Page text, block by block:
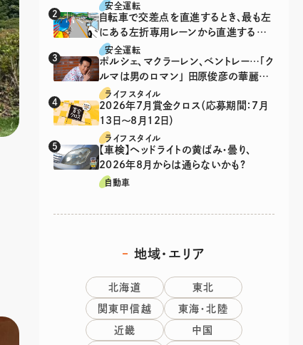
安全運転
自転車で交差点を直進するとき、最も左
にある左折専用レーンから直進するの
は、違反？
安全運転
ポルシェ、マクラーレン、ベントレー…「ク
ルマは男のロマン」 田原俊彦の華麗な
る愛車遍歴
ライフスタイル
2026年7月賞金クロス（応募期間：7月
13日～8月12日）
ライフスタイル
【車検】ヘッドライトの黄ばみ・曇り、
2026年8月からは通らないかも?
自動車
地域・エリア
北海道 東北
関東甲信越 東海・北陸
近畿 中国